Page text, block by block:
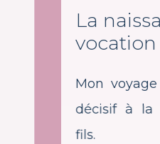
La
vocation
Mon voyage
décisif à la
fils.